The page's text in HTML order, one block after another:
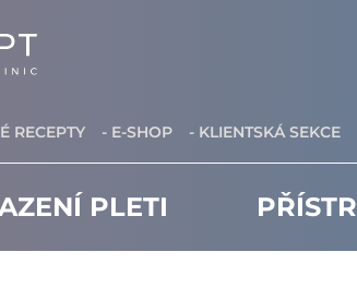
RECEPTY - E-SHOP - KLIENTSKÁ SEKCE
PLETI